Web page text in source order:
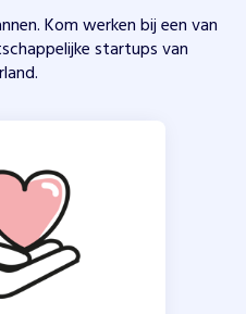
Kom werken bij een van
startups van